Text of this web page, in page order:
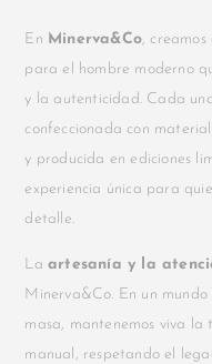
En Minerva&Co, creamos
para el hombre moderno
y la autenticidad. Cada
confeccionada con
y producida en ediciones
experiencia única para
detalle.
La artesanía y la
Minerva&Co. En un
masa, mantenemos viva la
manual, respetando el